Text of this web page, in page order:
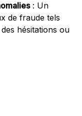
: Un
de fraude tels
hésitations ou